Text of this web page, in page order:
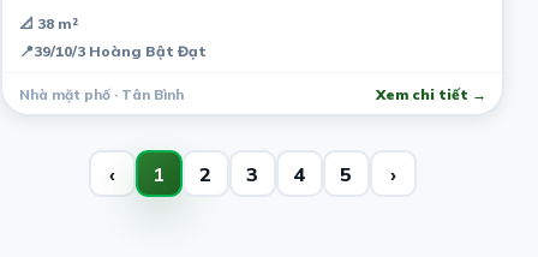
📐 38 m²
📍39/10/3 Hoàng Bật Đạt
Nhà mặt phố · Tân Bình Xem chi tiết →
‹ 1 2 3 4 5 ›